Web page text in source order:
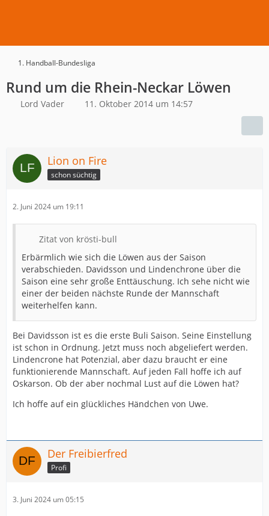
1. Handball-Bundesliga
Rund um die Rhein-Neckar Löwen
Lord Vader 11. Oktober 2014 um 14:57
Lion on Fire
schon süchtig
2. Juni 2024 um 19:11
Zitat von krösti-bull
Erbärmlich wie sich die Löwen aus der Saison
verabschieden. Davidsson und Lindenchrone über die
Saison eine sehr große Enttäuschung. Ich sehe nicht wie
einer der beiden nächste Runde der Mannschaft
weiterhelfen kann.
Bei Davidsson ist es die erste Buli Saison. Seine Einstellung
ist schon in Ordnung. Jetzt muss noch abgeliefert werden.
Lindencrone hat Potenzial, aber dazu braucht er eine
funktionierende Mannschaft. Auf jeden Fall hoffe ich auf
Oskarson. Ob der aber nochmal Lust auf die Löwen hat?
Ich hoffe auf ein glückliches Händchen von Uwe.
Der Freibierfred
Profi
3. Juni 2024 um 05:15